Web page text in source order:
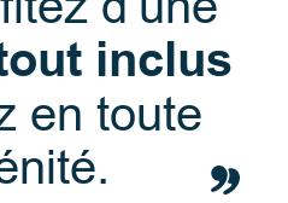
inclus
en toute